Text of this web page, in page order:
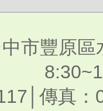
市豐原
傳真